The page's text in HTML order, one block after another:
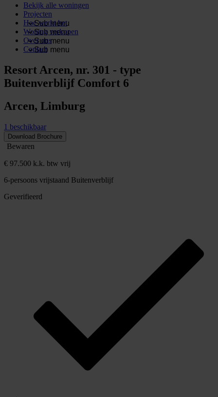
Bekijk alle woningen
Projecten
Sub menu
Hoe werkt het
Sub menu
Woning verkopen
Sub menu
Over ons
Sub menu
Contact
Resort Arcen, nr. 301 - type
Buitenverblijf Comfort 6
Arcen, Limburg
1 beschikbaar
Download Brochure
Bewaren
€ 97.500 k.k. btw vrij
6-persoons vrijstaand Buitenverblijf
Geverifieerd